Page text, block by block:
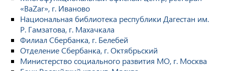
«BaZar», г. Иваново
Национальная библиотека республики Дагестан им.
Р. Гамзатова, г. Махачкала
Филиал Сбербанка, г. Белебей
Отделение Сбербанка, г. Октябрьский
Министерство социального развития МО, г. Москва